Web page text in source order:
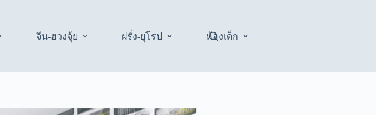
จีน-ฮวงจุ้ย ฝรั่ง-ยุโรป ห้องเด็ก